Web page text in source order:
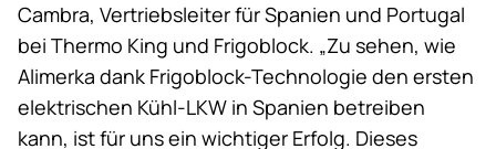
Cambra, Vertriebsleiter für Spanien und Portugal
bei Thermo King und Frigoblock. „Zu sehen, wie
Alimerka dank Frigoblock-Technologie den ersten
elektrischen Kühl-LKW in Spanien betreiben
kann, ist für uns ein wichtiger Erfolg. Dieses